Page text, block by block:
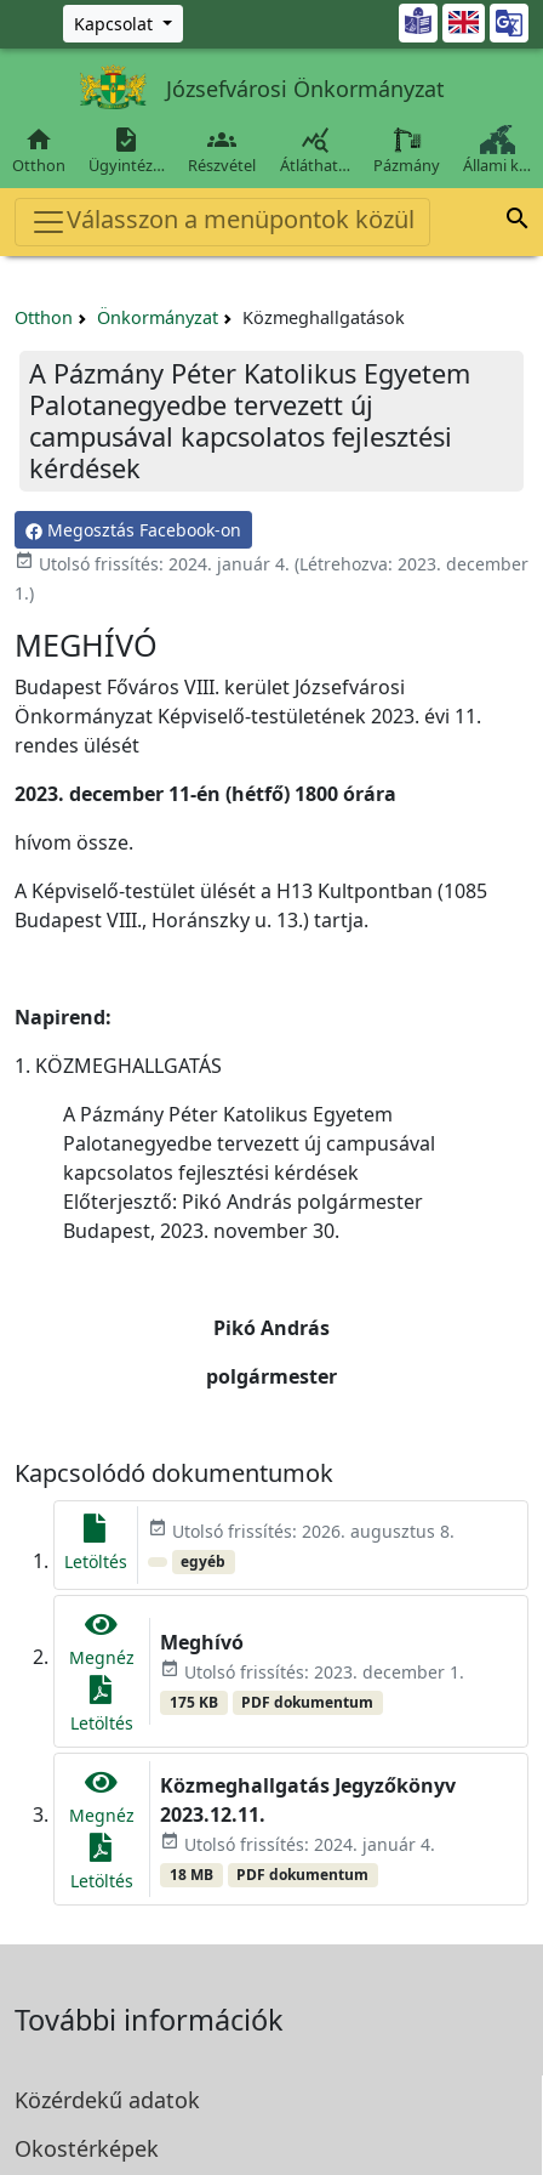
Ugrás a fő tartalomra
Kapcsolat 
Józsefvárosi Önkormányzat

Otthon

Ügyintéz…

Részvétel

Átláthat… Pázmány Állami k…
Válasszon a menüpontok közül 
Otthon Önkormányzat Közmeghallgatások
A Pázmány Péter Katolikus Egyetem
Palotanegyedbe tervezett új
campusával kapcsolatos fejlesztési
kérdések
Megosztás Facebook-on
event_available Utolsó frissítés: 2024. január 4. (Létrehozva: 2023. december
1.)
MEGHÍVÓ
Budapest Főváros VIII. kerület Józsefvárosi
Önkormányzat Képviselő-testületének 2023. évi 11.
rendes ülését
2023. december 11-én (hétfő) 1800 órára
hívom össze.
A Képviselő-testület ülését a H13 Kultpontban (1085
Budapest VIII., Horánszky u. 13.) tartja.
Napirend:
1. KÖZMEGHALLGATÁS
A Pázmány Péter Katolikus Egyetem
Palotanegyedbe tervezett új campusával
kapcsolatos fejlesztési kérdések
Előterjesztő: Pikó András polgármester
Budapest, 2023. november 30.
Pikó András
polgármester
Kapcsolódó dokumentumok
Letöltés
event_available Utolsó frissítés: 2026. augusztus 8.
egyéb
Megnéz
Letöltés
Meghívó
event_available Utolsó frissítés: 2023. december 1.
175 KB PDF dokumentum
Megnéz
Letöltés
Közmeghallgatás Jegyzőkönyv
2023.12.11.
event_available Utolsó frissítés: 2024. január 4.
18 MB PDF dokumentum
További információk
Közérdekű adatok
Okostérképek